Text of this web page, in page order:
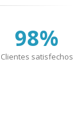
98%
Clientes satisfechos